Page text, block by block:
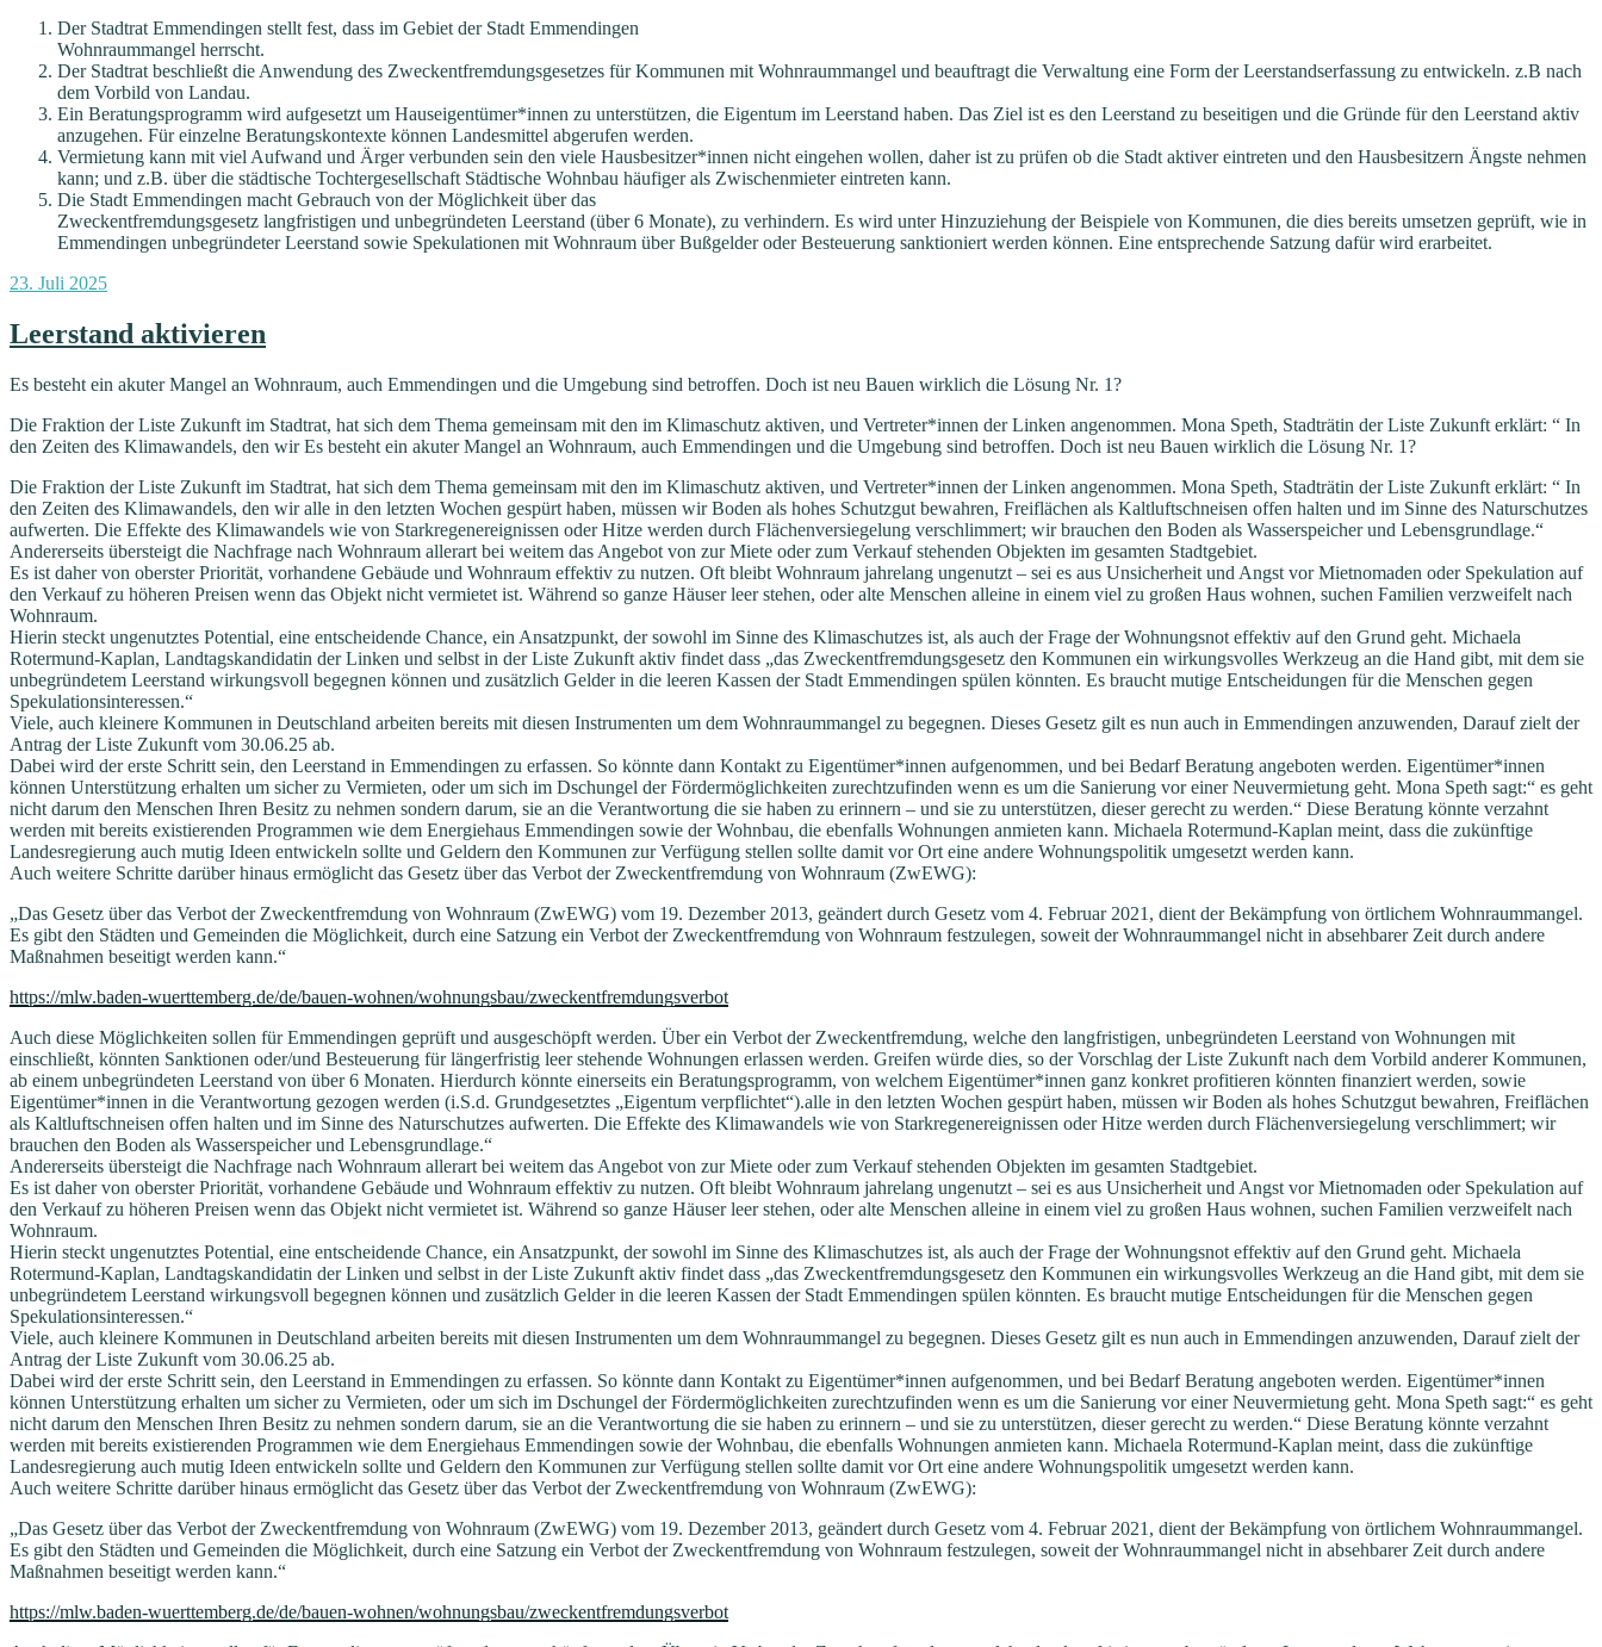
Der Stadtrat Emmendingen stellt fest, dass im Gebiet der Stadt Emmendingen
Wohnraummangel herrscht.
Der Stadtrat beschließt die Anwendung des Zweckentfremdungsgesetzes für Kommunen mit Wohnraummangel und beauftragt die Verwaltung eine Form der Leerstandserfassung zu entwickeln. z.B nach
dem Vorbild von Landau.
Ein Beratungsprogramm wird aufgesetzt um Hauseigentümer*innen zu unterstützen, die Eigentum im Leerstand haben. Das Ziel ist es den Leerstand zu beseitigen und die Gründe für den Leerstand aktiv
anzugehen. Für einzelne Beratungskontexte können Landesmittel abgerufen werden.
Vermietung kann mit viel Aufwand und Ärger verbunden sein den viele Hausbesitzer*innen nicht eingehen wollen, daher ist zu prüfen ob die Stadt aktiver eintreten und den Hausbesitzern Ängste nehmen
kann; und z.B. über die städtische Tochtergesellschaft Städtische Wohnbau häufiger als Zwischenmieter eintreten kann.
Die Stadt Emmendingen macht Gebrauch von der Möglichkeit über das
Zweckentfremdungsgesetz langfristigen und unbegründeten Leerstand (über 6 Monate), zu verhindern. Es wird unter Hinzuziehung der Beispiele von Kommunen, die dies bereits umsetzen geprüft, wie in
Emmendingen unbegründeter Leerstand sowie Spekulationen mit Wohnraum über Bußgelder oder Besteuerung sanktioniert werden können. Eine entsprechende Satzung dafür wird erarbeitet.
Veröffentlicht
23. Juli 2025
Leerstand aktivieren
Es besteht ein akuter Mangel an Wohnraum, auch Emmendingen und die Umgebung sind betroffen. Doch ist neu Bauen wirklich die Lösung Nr. 1?
Die Fraktion der Liste Zukunft im Stadtrat, hat sich dem Thema gemeinsam mit den im Klimaschutz aktiven, und Vertreter*innen der Linken angenommen. Mona Speth, Stadträtin der Liste Zukunft erklärt: “ In
den Zeiten des Klimawandels, den wir Es besteht ein akuter Mangel an Wohnraum, auch Emmendingen und die Umgebung sind betroffen. Doch ist neu Bauen wirklich die Lösung Nr. 1?
Die Fraktion der Liste Zukunft im Stadtrat, hat sich dem Thema gemeinsam mit den im Klimaschutz aktiven, und Vertreter*innen der Linken angenommen. Mona Speth, Stadträtin der Liste Zukunft erklärt: “ In
den Zeiten des Klimawandels, den wir alle in den letzten Wochen gespürt haben, müssen wir Boden als hohes Schutzgut bewahren, Freiflächen als Kaltluftschneisen offen halten und im Sinne des Naturschutzes
aufwerten. Die Effekte des Klimawandels wie von Starkregenereignissen oder Hitze werden durch Flächenversiegelung verschlimmert; wir brauchen den Boden als Wasserspeicher und Lebensgrundlage.“
Andererseits übersteigt die Nachfrage nach Wohnraum allerart bei weitem das Angebot von zur Miete oder zum Verkauf stehenden Objekten im gesamten Stadtgebiet.
Es ist daher von oberster Priorität, vorhandene Gebäude und Wohnraum effektiv zu nutzen. Oft bleibt Wohnraum jahrelang ungenutzt – sei es aus Unsicherheit und Angst vor Mietnomaden oder Spekulation auf
den Verkauf zu höheren Preisen wenn das Objekt nicht vermietet ist. Während so ganze Häuser leer stehen, oder alte Menschen alleine in einem viel zu großen Haus wohnen, suchen Familien verzweifelt nach
Wohnraum.
Hierin steckt ungenutztes Potential, eine entscheidende Chance, ein Ansatzpunkt, der sowohl im Sinne des Klimaschutzes ist, als auch der Frage der Wohnungsnot effektiv auf den Grund geht. Michaela
Rotermund-Kaplan, Landtagskandidatin der Linken und selbst in der Liste Zukunft aktiv findet dass „das Zweckentfremdungsgesetz den Kommunen ein wirkungsvolles Werkzeug an die Hand gibt, mit dem sie
unbegründetem Leerstand wirkungsvoll begegnen können und zusätzlich Gelder in die leeren Kassen der Stadt Emmendingen spülen könnten. Es braucht mutige Entscheidungen für die Menschen gegen
Spekulationsinteressen.“
Viele, auch kleinere Kommunen in Deutschland arbeiten bereits mit diesen Instrumenten um dem Wohnraummangel zu begegnen. Dieses Gesetz gilt es nun auch in Emmendingen anzuwenden, Darauf zielt der
Antrag der Liste Zukunft vom 30.06.25 ab.
Dabei wird der erste Schritt sein, den Leerstand in Emmendingen zu erfassen. So könnte dann Kontakt zu Eigentümer*innen aufgenommen, und bei Bedarf Beratung angeboten werden. Eigentümer*innen
können Unterstützung erhalten um sicher zu Vermieten, oder um sich im Dschungel der Fördermöglichkeiten zurechtzufinden wenn es um die Sanierung vor einer Neuvermietung geht. Mona Speth sagt:“ es geht
nicht darum den Menschen Ihren Besitz zu nehmen sondern darum, sie an die Verantwortung die sie haben zu erinnern – und sie zu unterstützen, dieser gerecht zu werden.“ Diese Beratung könnte verzahnt
werden mit bereits existierenden Programmen wie dem Energiehaus Emmendingen sowie der Wohnbau, die ebenfalls Wohnungen anmieten kann. Michaela Rotermund-Kaplan meint, dass die zukünftige
Landesregierung auch mutig Ideen entwickeln sollte und Geldern den Kommunen zur Verfügung stellen sollte damit vor Ort eine andere Wohnungspolitik umgesetzt werden kann.
Auch weitere Schritte darüber hinaus ermöglicht das Gesetz über das Verbot der Zweckentfremdung von Wohnraum (ZwEWG):
„Das Gesetz über das Verbot der Zweckentfremdung von Wohnraum (ZwEWG) vom 19. Dezember 2013, geändert durch Gesetz vom 4. Februar 2021, dient der Bekämpfung von örtlichem Wohnraummangel.
Es gibt den Städten und Gemeinden die Möglichkeit, durch eine Satzung ein Verbot der Zweckentfremdung von Wohnraum festzulegen, soweit der Wohnraummangel nicht in absehbarer Zeit durch andere
Maßnahmen beseitigt werden kann.“
https://mlw.baden-wuerttemberg.de/de/bauen-wohnen/wohnungsbau/zweckentfremdungsverbot
Auch diese Möglichkeiten sollen für Emmendingen geprüft und ausgeschöpft werden. Über ein Verbot der Zweckentfremdung, welche den langfristigen, unbegründeten Leerstand von Wohnungen mit
einschließt, könnten Sanktionen oder/und Besteuerung für längerfristig leer stehende Wohnungen erlassen werden. Greifen würde dies, so der Vorschlag der Liste Zukunft nach dem Vorbild anderer Kommunen,
ab einem unbegründeten Leerstand von über 6 Monaten. Hierdurch könnte einerseits ein Beratungsprogramm, von welchem Eigentümer*innen ganz konkret profitieren könnten finanziert werden, sowie
Eigentümer*innen in die Verantwortung gezogen werden (i.S.d. Grundgesetztes „Eigentum verpflichtet“).alle in den letzten Wochen gespürt haben, müssen wir Boden als hohes Schutzgut bewahren, Freiflächen
als Kaltluftschneisen offen halten und im Sinne des Naturschutzes aufwerten. Die Effekte des Klimawandels wie von Starkregenereignissen oder Hitze werden durch Flächenversiegelung verschlimmert; wir
brauchen den Boden als Wasserspeicher und Lebensgrundlage.“
Andererseits übersteigt die Nachfrage nach Wohnraum allerart bei weitem das Angebot von zur Miete oder zum Verkauf stehenden Objekten im gesamten Stadtgebiet.
Es ist daher von oberster Priorität, vorhandene Gebäude und Wohnraum effektiv zu nutzen. Oft bleibt Wohnraum jahrelang ungenutzt – sei es aus Unsicherheit und Angst vor Mietnomaden oder Spekulation auf
den Verkauf zu höheren Preisen wenn das Objekt nicht vermietet ist. Während so ganze Häuser leer stehen, oder alte Menschen alleine in einem viel zu großen Haus wohnen, suchen Familien verzweifelt nach
Wohnraum.
Hierin steckt ungenutztes Potential, eine entscheidende Chance, ein Ansatzpunkt, der sowohl im Sinne des Klimaschutzes ist, als auch der Frage der Wohnungsnot effektiv auf den Grund geht. Michaela
Rotermund-Kaplan, Landtagskandidatin der Linken und selbst in der Liste Zukunft aktiv findet dass „das Zweckentfremdungsgesetz den Kommunen ein wirkungsvolles Werkzeug an die Hand gibt, mit dem sie
unbegründetem Leerstand wirkungsvoll begegnen können und zusätzlich Gelder in die leeren Kassen der Stadt Emmendingen spülen könnten. Es braucht mutige Entscheidungen für die Menschen gegen
Spekulationsinteressen.“
Viele, auch kleinere Kommunen in Deutschland arbeiten bereits mit diesen Instrumenten um dem Wohnraummangel zu begegnen. Dieses Gesetz gilt es nun auch in Emmendingen anzuwenden, Darauf zielt der
Antrag der Liste Zukunft vom 30.06.25 ab.
Dabei wird der erste Schritt sein, den Leerstand in Emmendingen zu erfassen. So könnte dann Kontakt zu Eigentümer*innen aufgenommen, und bei Bedarf Beratung angeboten werden. Eigentümer*innen
können Unterstützung erhalten um sicher zu Vermieten, oder um sich im Dschungel der Fördermöglichkeiten zurechtzufinden wenn es um die Sanierung vor einer Neuvermietung geht. Mona Speth sagt:“ es geht
nicht darum den Menschen Ihren Besitz zu nehmen sondern darum, sie an die Verantwortung die sie haben zu erinnern – und sie zu unterstützen, dieser gerecht zu werden.“ Diese Beratung könnte verzahnt
werden mit bereits existierenden Programmen wie dem Energiehaus Emmendingen sowie der Wohnbau, die ebenfalls Wohnungen anmieten kann. Michaela Rotermund-Kaplan meint, dass die zukünftige
Landesregierung auch mutig Ideen entwickeln sollte und Geldern den Kommunen zur Verfügung stellen sollte damit vor Ort eine andere Wohnungspolitik umgesetzt werden kann.
Auch weitere Schritte darüber hinaus ermöglicht das Gesetz über das Verbot der Zweckentfremdung von Wohnraum (ZwEWG):
„Das Gesetz über das Verbot der Zweckentfremdung von Wohnraum (ZwEWG) vom 19. Dezember 2013, geändert durch Gesetz vom 4. Februar 2021, dient der Bekämpfung von örtlichem Wohnraummangel.
Es gibt den Städten und Gemeinden die Möglichkeit, durch eine Satzung ein Verbot der Zweckentfremdung von Wohnraum festzulegen, soweit der Wohnraummangel nicht in absehbarer Zeit durch andere
Maßnahmen beseitigt werden kann.“
https://mlw.baden-wuerttemberg.de/de/bauen-wohnen/wohnungsbau/zweckentfremdungsverbot